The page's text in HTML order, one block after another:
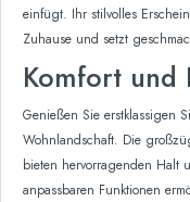
einfügt. Ihr stilvolles
Zuhause und setzt
Komfort und
Genießen Sie erstklassigen
Wohnlandschaft. Die
bieten hervorragenden Halt
anpassbaren Funktionen